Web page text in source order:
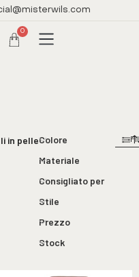
0
in pelleColore
Materiale
Consigliato per
Stile
Prezzo
Stock